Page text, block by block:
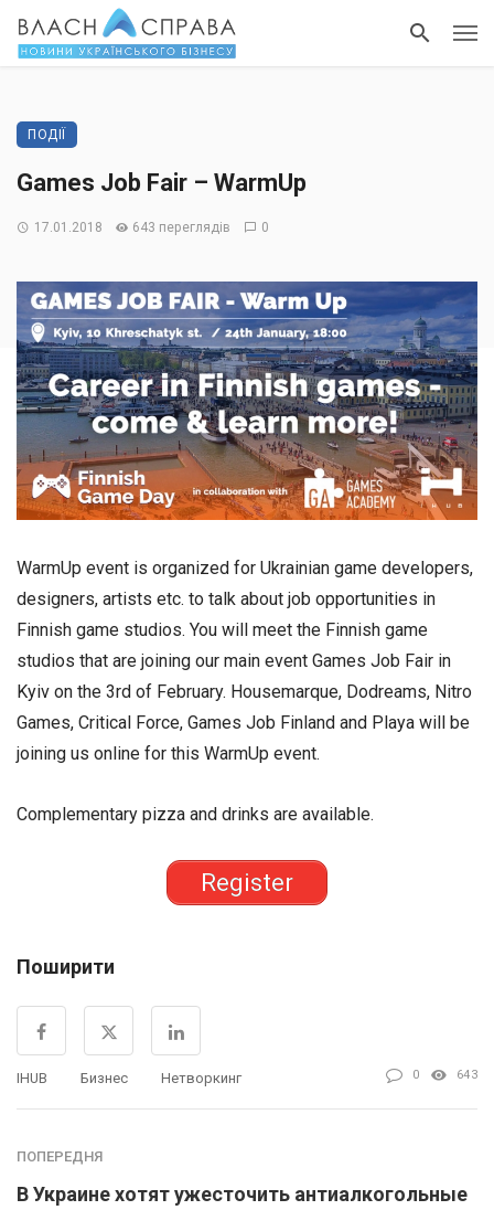
ПОДІЇ
Games Job Fair – WarmUp
17.01.2018 643 переглядів 0
WarmUp event is organized for Ukrainian game developers,
designers, artists etc. to talk about job opportunities in
Finnish game studios. You will meet the Finnish game
studios that are joining our main event Games Job Fair in
Kyiv on the 3rd of February. Housemarque, Dodreams, Nitro
Games, Critical Force, Games Job Finland and Playa will be
joining us online for this WarmUp event.
Complementary pizza and drinks are available.
Register
Поширити
IHUB Бизнес Нетворкинг 0 643
ПОПЕРЕДНЯ
В Украине хотят ужесточить антиалкогольные